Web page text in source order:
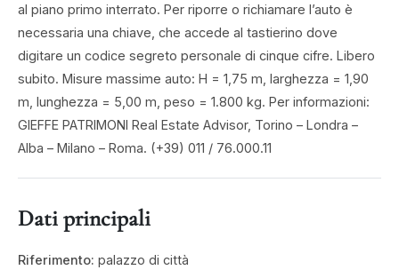
al piano primo interrato. Per riporre o richiamare l’auto è
necessaria una chiave, che accede al tastierino dove
digitare un codice segreto personale di cinque cifre. Libero
subito. Misure massime auto: H = 1,75 m, larghezza = 1,90
m, lunghezza = 5,00 m, peso = 1.800 kg. Per informazioni:
GIEFFE PATRIMONI Real Estate Advisor, Torino – Londra –
Alba – Milano – Roma. (+39) 011 / 76.000.11
Dati principali
Riferimento: palazzo di città